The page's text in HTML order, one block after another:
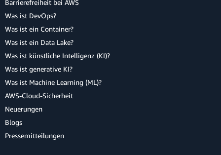
Barrierefreiheit bei AWS
Was ist DevOps?
Was ist ein Container?
Was ist ein Data Lake?
Was ist künstliche Intelligenz (KI)?
Was ist generative KI?
Was ist Machine Learning (ML)?
AWS-Cloud-Sicherheit
Neuerungen
Blogs
Pressemitteilungen